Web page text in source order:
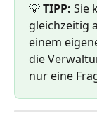
💡 TIPP: Sie
gleichzeitig
einem
die
nur eine